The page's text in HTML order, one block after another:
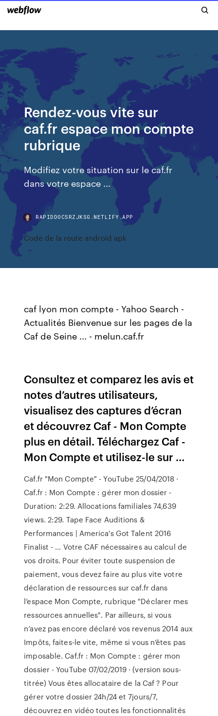
Rendez-vous vite sur
caf.fr espace mon compte
rubrique
Modifiez votre situation sur le caf.fr
dans votre espace ...
RAPIDDOCSRZJKSG.NETLIFY.APP
Code de la route android apk
caf lyon mon compte - Yahoo Search -
Actualités Bienvenue sur les pages de la
Caf de Seine ... - melun.caf.fr
‎Consultez et comparez les avis et
notes d’autres utilisateurs,
visualisez des captures d’écran
et découvrez Caf - Mon Compte
plus en détail. Téléchargez Caf -
Mon Compte et utilisez-le sur …
Caf.fr "Mon Compte" - YouTube 25/04/2018 ·
Caf.fr : Mon Compte : gérer mon dossier -
Duration: 2:29. Allocations familiales 74,639
views. 2:29. Tape Face Auditions &
Performances | America's Got Talent 2016
Finalist - … Votre CAF nécessaires au calcul de
vos droits. Pour éviter toute suspension de
paiement, vous devez faire au plus vite votre
déclaration de ressources sur caf.fr dans
l’espace Mon Compte, rubrique "Déclarer mes
ressources annuelles". Par ailleurs, si vous
n’avez pas encore déclaré vos revenus 2014 aux
Impôts, faites-le vite, même si vous n’êtes pas
imposable. Caf.fr : Mon Compte : gérer mon
dossier - YouTube 07/02/2019 · (version sous-
titrée) Vous êtes allocataire de la Caf ? Pour
gérer votre dossier 24h/24 et 7jours/7,
découvrez en vidéo toutes les fonctionnalités